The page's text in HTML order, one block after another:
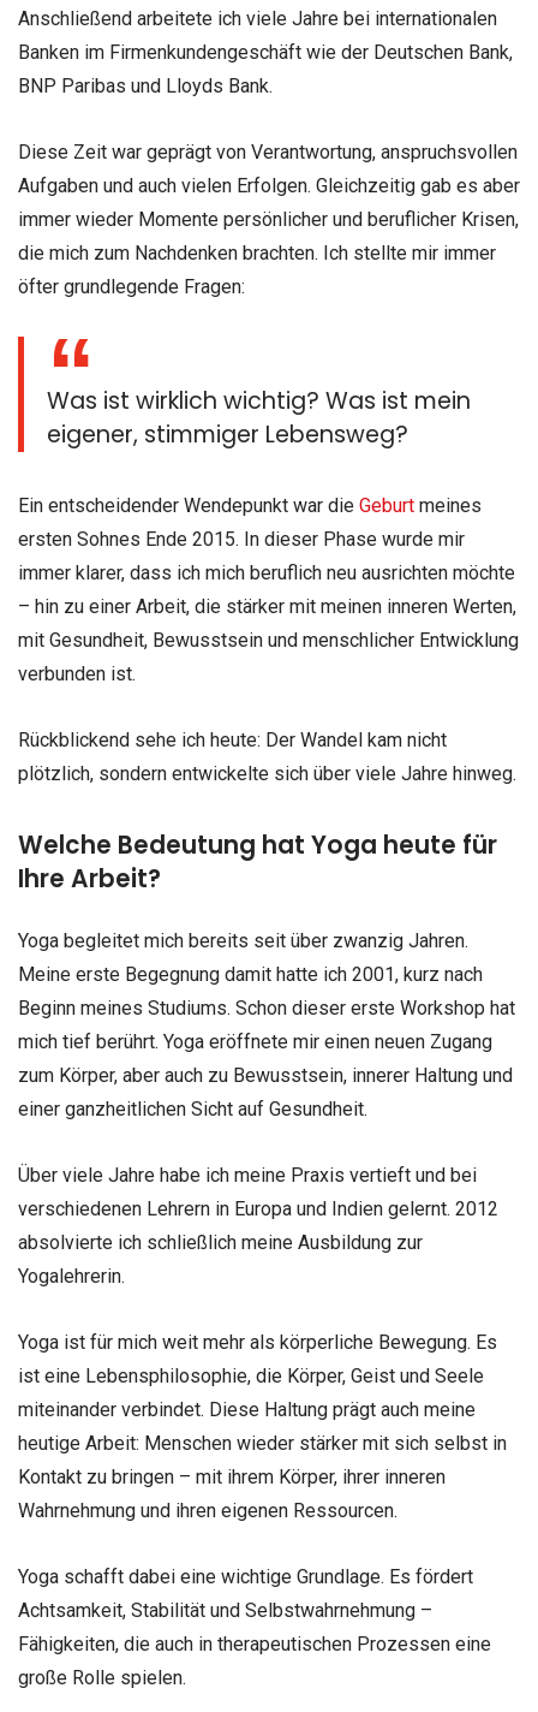
Anschließend arbeitete ich viele Jahre bei internationalen
Banken im Firmenkundengeschäft wie der Deutschen Bank,
BNP Paribas und Lloyds Bank.
Diese Zeit war geprägt von Verantwortung, anspruchsvollen
Aufgaben und auch vielen Erfolgen. Gleichzeitig gab es aber
immer wieder Momente persönlicher und beruflicher Krisen,
die mich zum Nachdenken brachten. Ich stellte mir immer
öfter grundlegende Fragen:
Was ist wirklich wichtig? Was ist mein
eigener, stimmiger Lebensweg?
Ein entscheidender Wendepunkt war die Geburt meines
ersten Sohnes Ende 2015. In dieser Phase wurde mir
immer klarer, dass ich mich beruflich neu ausrichten möchte
– hin zu einer Arbeit, die stärker mit meinen inneren Werten,
mit Gesundheit, Bewusstsein und menschlicher Entwicklung
verbunden ist.
Rückblickend sehe ich heute: Der Wandel kam nicht
plötzlich, sondern entwickelte sich über viele Jahre hinweg.
Welche Bedeutung hat Yoga heute für
Ihre Arbeit?
Yoga begleitet mich bereits seit über zwanzig Jahren.
Meine erste Begegnung damit hatte ich 2001, kurz nach
Beginn meines Studiums. Schon dieser erste Workshop hat
mich tief berührt. Yoga eröffnete mir einen neuen Zugang
zum Körper, aber auch zu Bewusstsein, innerer Haltung und
einer ganzheitlichen Sicht auf Gesundheit.
Über viele Jahre habe ich meine Praxis vertieft und bei
verschiedenen Lehrern in Europa und Indien gelernt. 2012
absolvierte ich schließlich meine Ausbildung zur
Yogalehrerin.
Yoga ist für mich weit mehr als körperliche Bewegung. Es
ist eine Lebensphilosophie, die Körper, Geist und Seele
miteinander verbindet. Diese Haltung prägt auch meine
heutige Arbeit: Menschen wieder stärker mit sich selbst in
Kontakt zu bringen – mit ihrem Körper, ihrer inneren
Wahrnehmung und ihren eigenen Ressourcen.
Yoga schafft dabei eine wichtige Grundlage. Es fördert
Achtsamkeit, Stabilität und Selbstwahrnehmung –
Fähigkeiten, die auch in therapeutischen Prozessen eine
große Rolle spielen.